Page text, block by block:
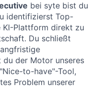
bei syte bist du
identifizierst Top-
KI-Plattform direkt zu
Du schließt
du der Motor unseres
to-have"-Tool,
Problem unserer